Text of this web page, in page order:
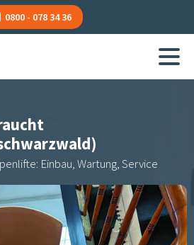
0800 - 078 34 36
Einbau, Wartung, Service